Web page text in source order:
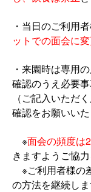
・当日のご利用
ットでの面会に
・来園時は専用
確認のうえ必要
（ご記入いただ
確認をお願いいた
※面会の頻度は
きますようご協
※ご利用者様の
の方法を継続しま